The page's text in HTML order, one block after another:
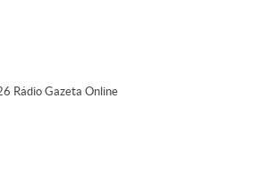
Rádio Gazeta Online